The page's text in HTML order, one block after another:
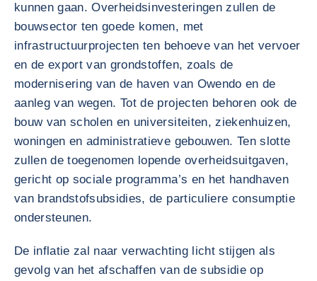
kunnen gaan. Overheidsinvesteringen zullen de
bouwsector ten goede komen, met
infrastructuurprojecten ten behoeve van het vervoer
en de export van grondstoffen, zoals de
modernisering van de haven van Owendo en de
aanleg van wegen. Tot de projecten behoren ook de
bouw van scholen en universiteiten, ziekenhuizen,
woningen en administratieve gebouwen. Ten slotte
zullen de toegenomen lopende overheidsuitgaven,
gericht op sociale programma’s en het handhaven
van brandstofsubsidies, de particuliere consumptie
ondersteunen.
De inflatie zal naar verwachting licht stijgen als
gevolg van het afschaffen van de subsidie op